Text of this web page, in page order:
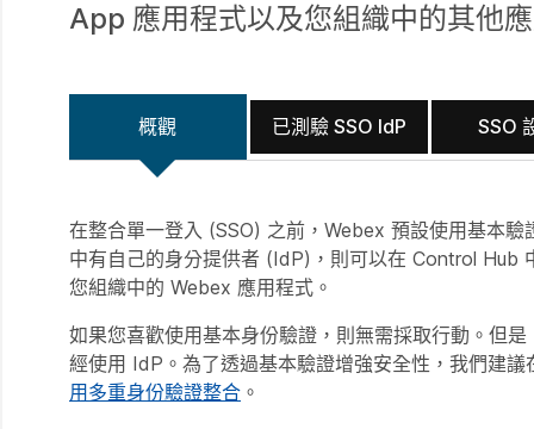
App 應用程式以及您組織中的其他
概觀 已測驗 SSO IdP SSO
在整合單一登入 (SSO) 之前，Webex 預設使用基本
中有自己的身分提供者 (IdP)，則可以在 Control Hub
您組織中的 Webex 應用程式。
如果您喜歡使用基本身份驗證，則無需採取行動。但
經使用 IdP。為了透過基本驗證增強安全性，我們建
用多重身份驗證整合 。